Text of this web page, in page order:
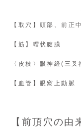
【取穴】頭部、前正
【筋】帽状腱膜
〈皮枝〉眼神経(三
【血管】眼窩上動脈
【前頂穴の由